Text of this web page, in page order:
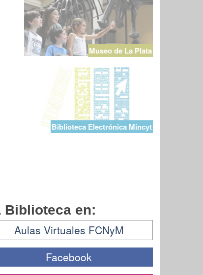
Museo de La Plata
Biblioteca Electrónica Mincyt
Biblioteca en:
Aulas Virtuales FCNyM
Facebook